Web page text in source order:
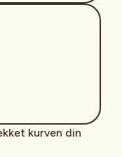
kurven din